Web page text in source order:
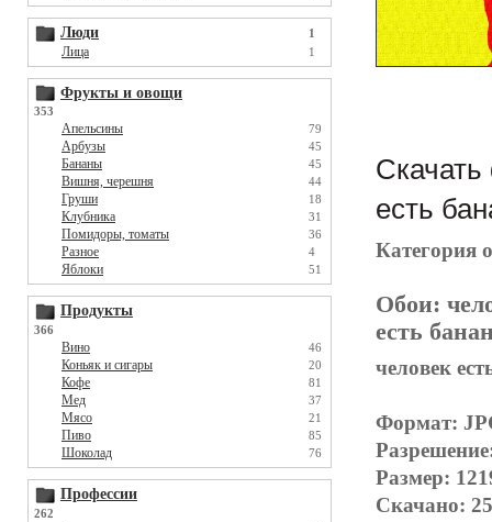
Люди 1
Лица 1
Фрукты и овощи
353
Апельсины 79
Арбузы 45
Бананы 45
Вишня, черешня 44
Груши 18
Клубника 31
Помидоры, томаты 36
Разное 4
Яблоки 51
Продукты
366
Вино 46
Коньяк и сигары 20
Кофе 81
Мед 37
Мясо 21
Пиво 85
Шоколад 76
Профессии
262
Скачать
есть
Категория
Обои:
есть
человек
Формат:
Размер:
Скачано: